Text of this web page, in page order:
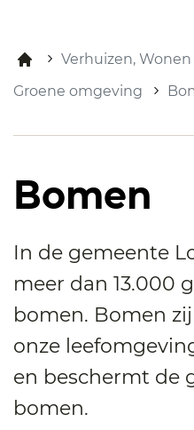
Verhuizen,
Groene omgeving
Bomen
In de gemeente
meer dan 13.000
bomen. Bomen
onze
en beschermt de
bomen.